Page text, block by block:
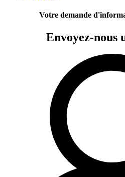
Votre demande
Envoyez-nous